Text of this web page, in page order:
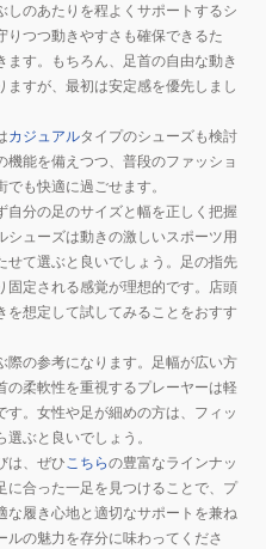
しのあたりを程よくサポートするシ
りつつ動きやすさも確保できるた
す。もちろん、足首の自由な動き
すが、最初は安定感を優先しまし
カジュアルタイプのシューズも検討
能を備えつつ、普段のファッショ
も快適に過ごせます。
自分の足のサイズと幅を正しく把握
ューズは動きの激しいスポーツ用
せて選ぶと良いでしょう。足の指先
固定される感覚が理想的です。店頭
想定して試してみることをおすす
際の参考になります。足幅が広い方
の柔軟性を重視するプレーヤーは軽
。女性や足が細めの方は、フィッ
ぶと良いでしょう。
は、ぜひこちらの豊富なラインナッ
に合った一足を見つけることで、プ
な履き心地と適切なサポートを兼ね
の魅力を存分に味わってくださ